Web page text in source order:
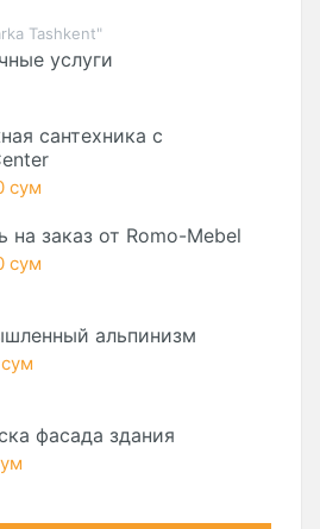
Tashkent"
услуги
сантехника с
сум
на заказ от Romo-Mebel
сум
альпинизм
фасада здания